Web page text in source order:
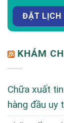
KHÁM
Chữa xuất
hàng đầu uy